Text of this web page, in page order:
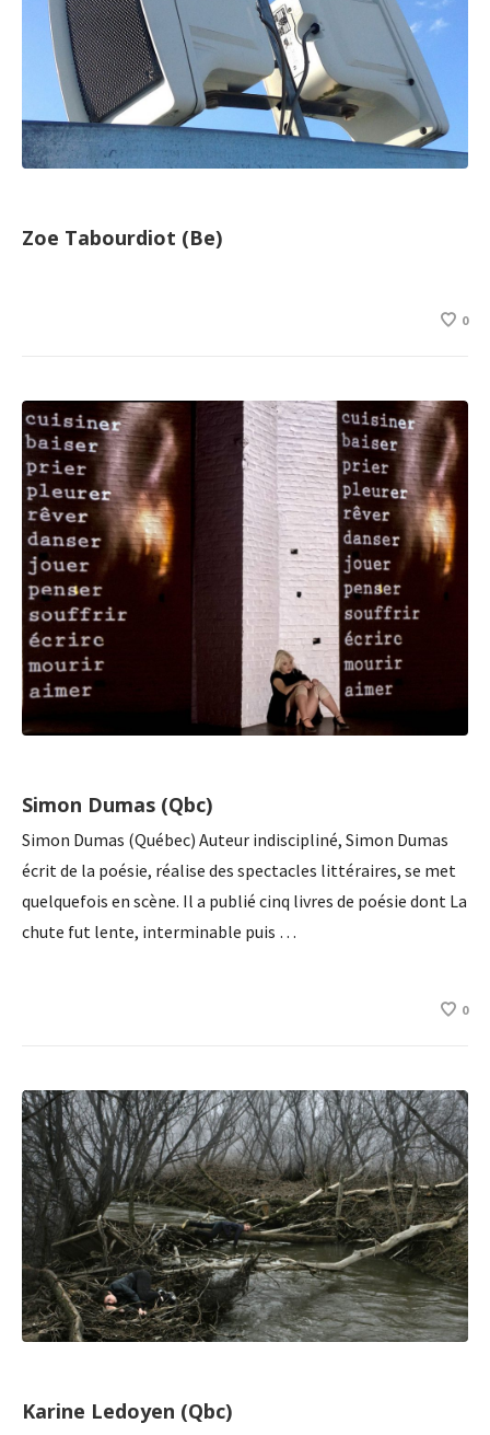
Zoe Tabourdiot (Be)
0
Simon Dumas (Qbc)
Simon Dumas (Québec) Auteur indiscipliné, Simon Dumas
écrit de la poésie, réalise des spectacles littéraires, se met
quelquefois en scène. Il a publié cinq livres de poésie dont La
chute fut lente, interminable puis …
0
Karine Ledoyen (Qbc)